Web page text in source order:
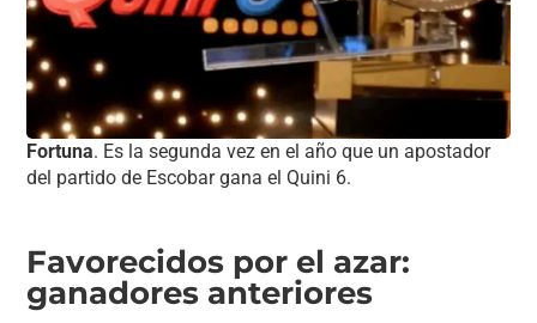
Fortuna. Es la segunda vez en el año que un apostador
del partido de Escobar gana el Quini 6.
Favorecidos por el azar:
ganadores anteriores